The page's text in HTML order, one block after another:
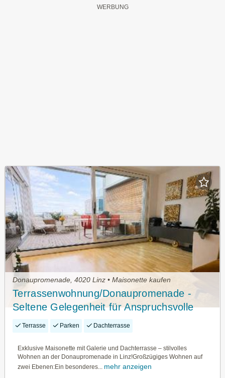
Donaupromenade, 4020 Linz • Maisonette kaufen
Terrassenwohnung/Donaupromenade -
Seltene Gelegenheit für Anspruchsvolle
Käufer!
Terrasse Parken Dachterrasse
Exklusive Maisonette mit Galerie und Dachterrasse – stilvolles
Wohnen an der Donaupromenade in Linz!Großzügiges Wohnen auf
zwei Ebenen:Ein besonderes... mehr anzeigen